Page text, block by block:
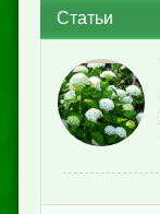
Статьи